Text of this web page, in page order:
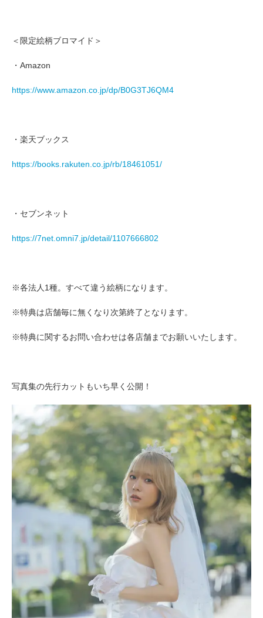
＜限定絵柄ブロマイド＞
・Amazon
https://www.amazon.co.jp/dp/B0G3TJ6QM4
・楽天ブックス
https://books.rakuten.co.jp/rb/18461051/
・セブンネット
https://7net.omni7.jp/detail/1107666802
※各法人1種。すべて違う絵柄になります。
※特典は店舗毎に無くなり次第終了となります。
※特典に関するお問い合わせは各店舗までお願いいたします。
写真集の先行カットもいち早く公開！